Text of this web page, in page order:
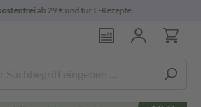
persönlichepharmazeutische